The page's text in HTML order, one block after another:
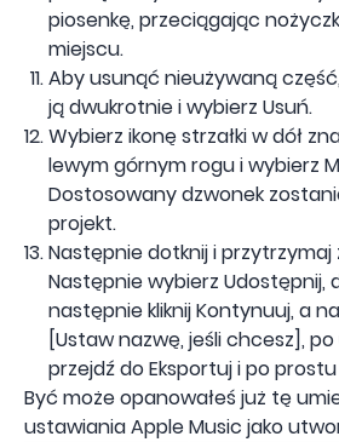
piosenkę, przeciągając
miejscu.
Aby usunąć nieużywaną
ją dwukrotnie i wybierz Usuń.
Wybierz ikonę strzałki w dół
lewym górnym rogu i wybierz
Dostosowany dzwonek
projekt.
Następnie dotknij i przytrzymaj
Następnie wybierz Udostępnij,
następnie kliknij Kontynuuj, a
[Ustaw nazwę, jeśli chcesz],
przejdź do Eksportuj i po
Być może opanowałeś już tę
ustawiania Apple Music jako